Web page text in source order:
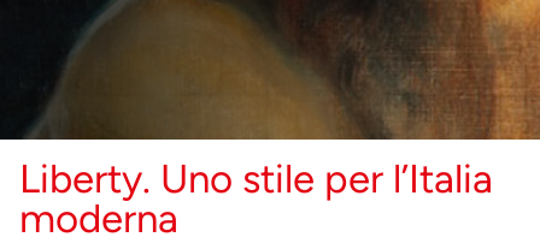
Liberty. Uno stile per l’Italia
moderna